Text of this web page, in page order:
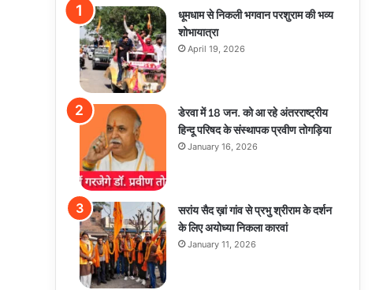
धूमधाम से निकली भगवान परशुराम की भव्य
शोभायात्रा
April 19, 2026
डेरवा में 18 जन. को आ रहे अंतरराष्ट्रीय
हिन्दू परिषद के संस्थापक प्रवीण तोगड़िया
January 16, 2026
सरांय सैद ख़ां गांव से प्रभु श्रीराम के दर्शन
के लिए अयोध्या निकला कारवां
January 11, 2026